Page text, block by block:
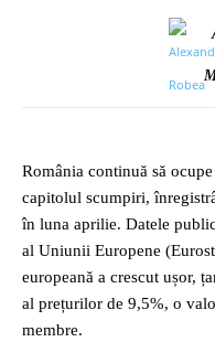
România continuă să
capitolul scumpiri,
în luna aprilie. Datele
al Uniunii Europene
europeană a crescut ușor,
al prețurilor de 9,5%, o
membre.